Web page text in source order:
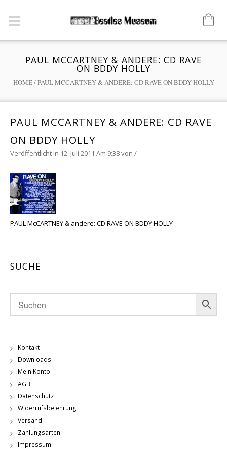
PAUL MCCARTNEY & ANDERE: CD RAVE
ON BDDY HOLLY
HOME/PAUL MCCARTNEY & ANDERE: CD RAVE ON BDDY HOLLY
PAUL MCCARTNEY & ANDERE: CD RAVE
ON BDDY HOLLY
Veröffentlicht in 12. Juli 2011 Am 9:38von /
PAUL McCARTNEY & andere: CD RAVE ON BDDY HOLLY
SUCHE
Kontakt
Downloads
Mein Konto
AGB
Datenschutz
Widerrufsbelehrung
Versand
Zahlungsarten
Impressum